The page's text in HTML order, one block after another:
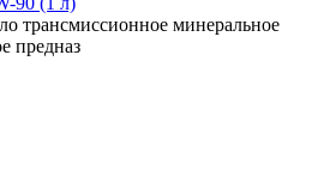
трансмиссионное минеральное
предназ